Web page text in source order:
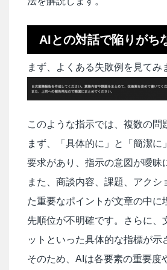
AIとの対話で陥りがち
まず、よくある失敗例を見てみ
このような指示では、複数の問
まず、「具体的に」と「簡潔に
要求があり、指示の意図が曖昧
また、商談内容、課題、アクシ
た重要なポイントが文章の中に
先順位が不明確です。さらに、
ットといった具体的な指標が示
そのため、AIは各要素の重要度